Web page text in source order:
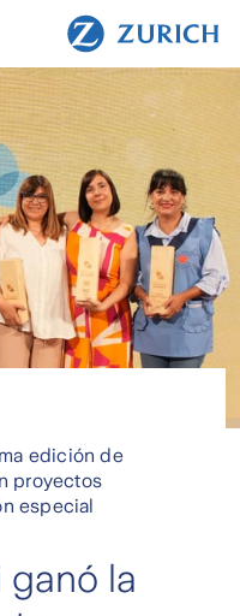
edición de
proyectos
especial
ganó la